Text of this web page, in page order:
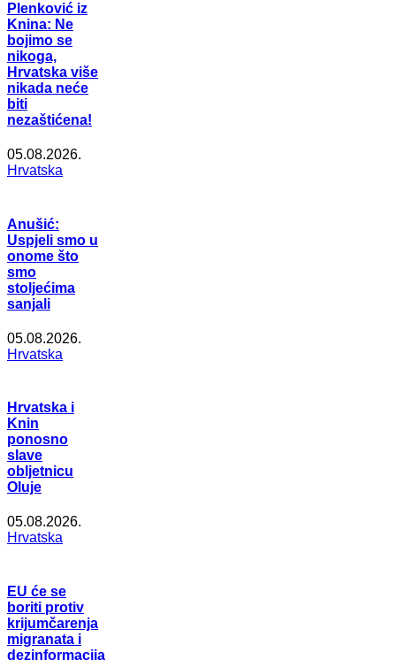
Plenković iz
Knina: Ne
bojimo se
nikoga,
Hrvatska više
nikada neće
biti
nezaštićena!
05.08.2026.
Hrvatska
Anušić:
Uspjeli smo u
onome što
smo
stoljećima
sanjali
05.08.2026.
Hrvatska
Hrvatska i
Knin
ponosno
slave
obljetnicu
Oluje
05.08.2026.
Hrvatska
EU će se
boriti protiv
krijumčarenja
migranata i
dezinformacija